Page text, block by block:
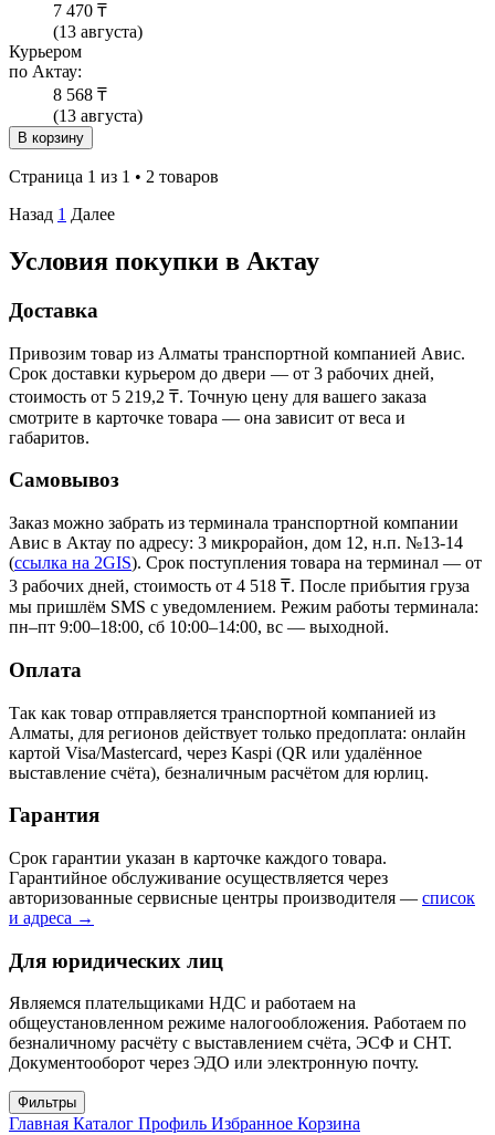
7 470 ₸
(13 августа)
Курьером
по Актау:
8 568 ₸
(13 августа)
В корзину
Страница 1 из 1 • 2 товаров
Назад 1 Далее
Условия покупки в Актау
Доставка
Привозим товар из Алматы транспортной компанией Авис.
Срок доставки курьером до двери — от 3 рабочих дней,
стоимость от 5 219,2 ₸. Точную цену для вашего заказа
смотрите в карточке товара — она зависит от веса и
габаритов.
Самовывоз
Заказ можно забрать из терминала транспортной компании
Авис в Актау по адресу: 3 микрорайон, дом 12, н.п. №13-14
(ссылка на 2GIS). Срок поступления товара на терминал — от
3 рабочих дней, стоимость от 4 518 ₸. После прибытия груза
мы пришлём SMS с уведомлением. Режим работы терминала:
пн–пт 9:00–18:00, сб 10:00–14:00, вс — выходной.
Оплата
Так как товар отправляется транспортной компанией из
Алматы, для регионов действует только предоплата: онлайн
картой Visa/Mastercard, через Kaspi (QR или удалённое
выставление счёта), безналичным расчётом для юрлиц.
Гарантия
Срок гарантии указан в карточке каждого товара.
Гарантийное обслуживание осуществляется через
авторизованные сервисные центры производителя — список
и адреса →
Для юридических лиц
Являемся плательщиками НДС и работаем на
общеустановленном режиме налогообложения. Работаем по
безналичному расчёту с выставлением счёта, ЭСФ и СНТ.
Документооборот через ЭДО или электронную почту.
Фильтры
Главная Каталог Профиль Избранное Корзина